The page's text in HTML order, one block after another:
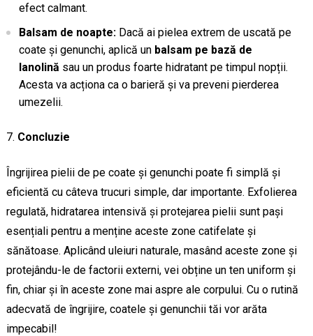
efect calmant.
Balsam de noapte:Dacă ai pielea extrem de uscată pe
coate și genunchi, aplică un balsam pe bază de
lanolină sau un produs foarte hidratant pe timpul nopții.
Acesta va acționa ca o barieră și va preveni pierderea
umezelii.
Concluzie
Îngrijirea pielii de pe coate și genunchi poate fi simplă și
eficientă cu câteva trucuri simple, dar importante. Exfolierea
regulată, hidratarea intensivă și protejarea pielii sunt pași
esențiali pentru a menține aceste zone catifelate și
sănătoase. Aplicând uleiuri naturale, masând aceste zone și
protejându-le de factorii externi, vei obține un ten uniform și
fin, chiar și în aceste zone mai aspre ale corpului. Cu o rutină
adecvată de îngrijire, coatele și genunchii tăi vor arăta
impecabil!